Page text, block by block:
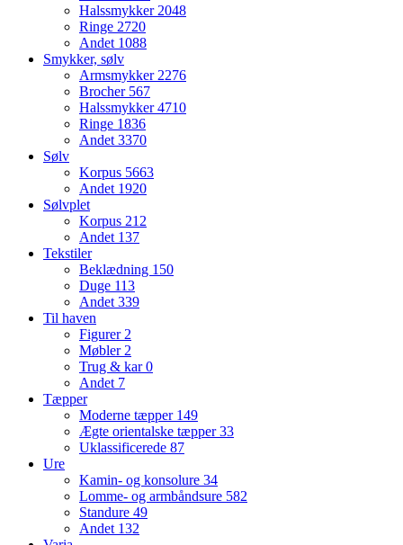
Halssmykker 2048
Ringe 2720
Andet 1088
Smykker, sølv
Armsmykker 2276
Brocher 567
Halssmykker4710
Ringe 1836
Andet 3370
Sølv
Korpus 5663
Andet 1920
Sølvplet
Korpus 212
Andet 137
Tekstiler
Beklædning 150
Duge 113
Andet 339
Til haven
Figurer 2
Møbler 2
Trug & kar0
Andet 7
Tæpper
Moderne tæpper 149
Ægte orientalske tæpper33
Uklassificerede 87
Ure
Kamin- og konsolure 34
Lomme- og armbåndsure 582
Standure 49
Andet 132